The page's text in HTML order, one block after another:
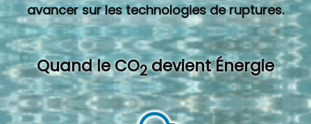
avancer sur les technologies de ruptures.
Quand le CO2devient Énergie